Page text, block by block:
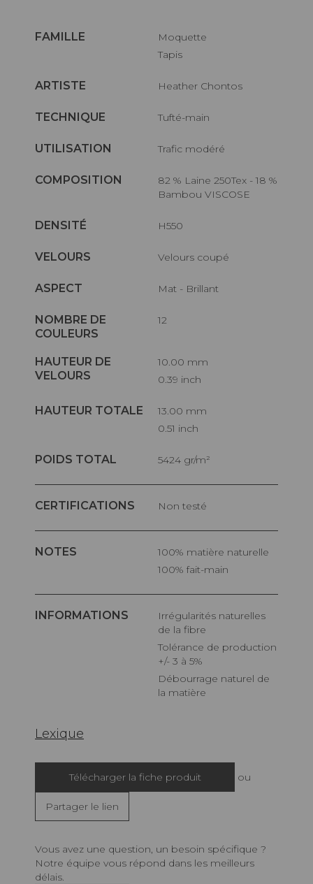
FAMILLE
Moquette
Tapis
ARTISTE Heather Chontos
TECHNIQUE Tufté-main
UTILISATION Trafic modéré
COMPOSITION
82 % Laine 250Tex - 18 %
Bambou VISCOSE
DENSITÉ H550
VELOURS Velours coupé
ASPECT Mat - Brillant
NOMBRE DE
COULEURS
12
HAUTEUR DE
VELOURS
10.00 mm
0.39 inch
HAUTEUR TOTALE
13.00 mm
0.51 inch
POIDS TOTAL 5424 gr/m²
CERTIFICATIONS Non testé
NOTES
100% matière naturelle
100% fait-main
INFORMATIONS
Irrégularités naturelles
de la fibre
Tolérance de production
+/- 3 à 5%
Débourrage naturel de
la matière
Lexique
Télécharger la fiche produit ou
Partager le lien
Vous avez une question, un besoin spécifique ?
Notre équipe vous répond dans les meilleurs
délais.